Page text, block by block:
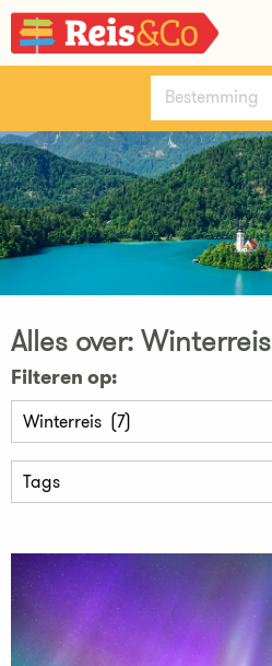
Alles over: Winterreis
Filteren op: